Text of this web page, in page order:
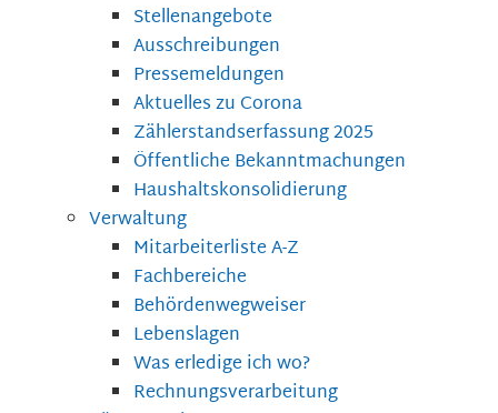
Stellenangebote
Ausschreibungen
Pressemeldungen
Aktuelles zu Corona
Zählerstandserfassung 2025
Öffentliche Bekanntmachungen
Haushaltskonsolidierung
Verwaltung
Mitarbeiterliste A-Z
Fachbereiche
Behördenwegweiser
Lebenslagen
Was erledige ich wo?
Rechnungsverarbeitung